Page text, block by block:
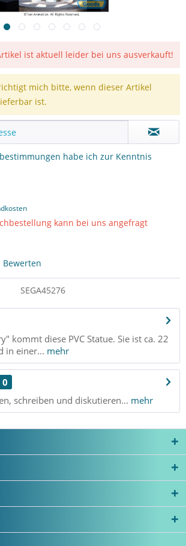
ist aktuell leider bei uns ausverkauft!
mich bitte, wenn dieser Artikel
ist.
habe ich zur Kenntnis
kann bei uns angefragt
Bewerten
SEGA45276
kommt diese PVC Statue. Sie ist ca. 22
in einer... mehr
0
schreiben und diskutieren... mehr